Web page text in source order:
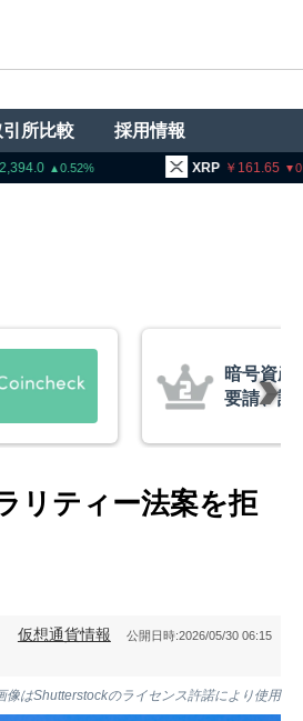
引所比較 採用情報
XRP 161.65 BNB
ビットコ
XRP、「
リティー法案を拒
仮想通貨情報 公開日時:2026/05/30 06:15
像はShutterstockのライセンス許諾により使用